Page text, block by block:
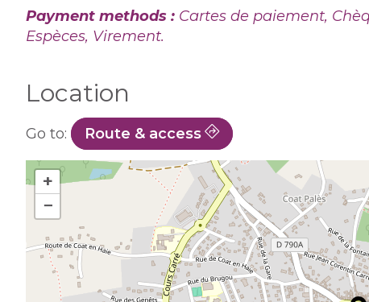
Payment methods : Cartes de paiement,
Espèces, Virement.
Location
Go to: Route & access
+
−